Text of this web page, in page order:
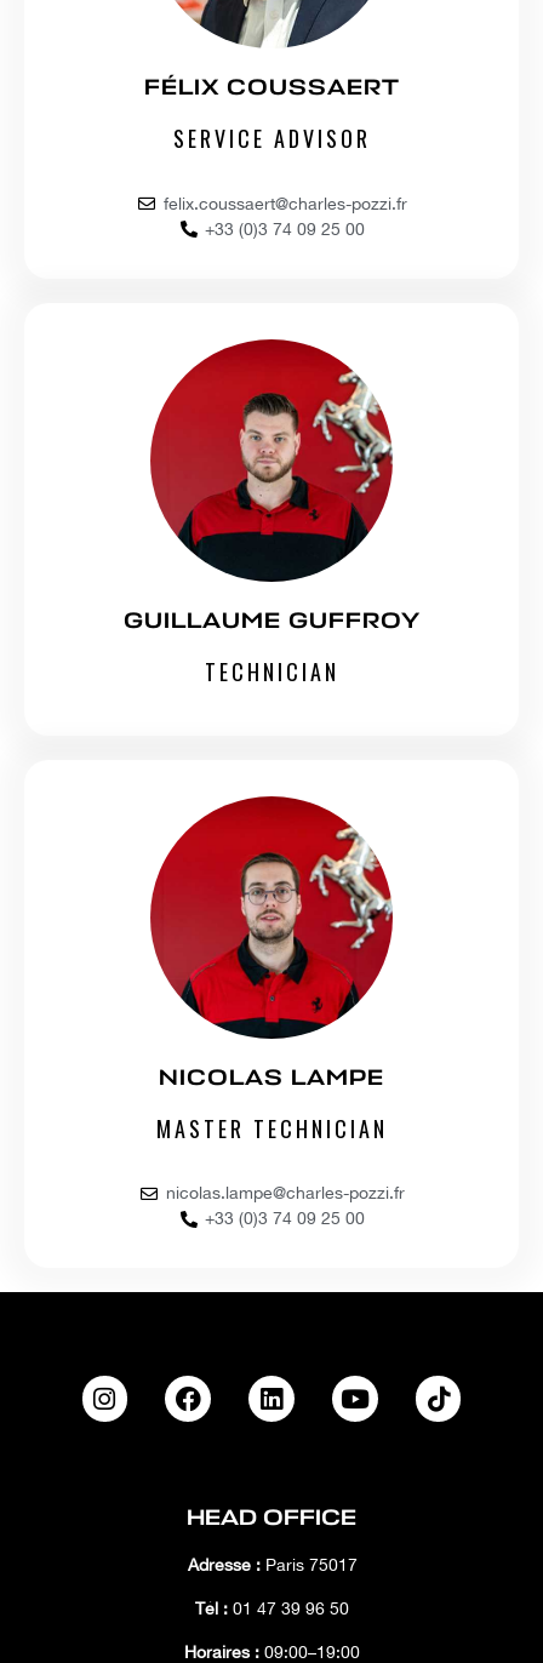
FÉLIX COUSSAERT
SERVICE ADVISOR
felix.coussaert@charles-pozzi.fr
+33 (0)3 74 09 25 00
GUILLAUME GUFFROY
TECHNICIAN
NICOLAS LAMPE
MASTER TECHNICIAN
nicolas.lampe@charles-pozzi.fr
+33 (0)3 74 09 25 00
HEAD OFFICE
Adresse :Paris 75017
Tél : 01 47 39 96 50
Horaires : 09:00–19:00